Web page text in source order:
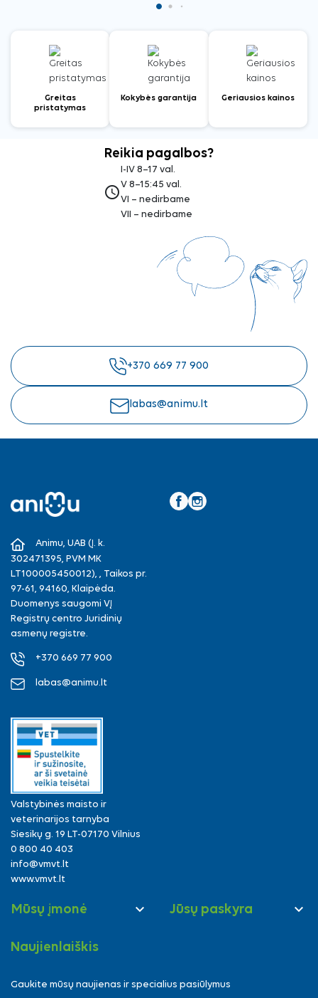
Greitas
pristatymas
Kokybės garantija Geriausios kainos
Reikia pagalbos?
access_time
I-IV 8–17 val.
V 8–15:45 val.
VI – nedirbame
VII – nedirbame
+370 669 77 900
labas@animu.lt
Animu, UAB (Į. k.
302471395, PVM MK
LT100005450012), , Taikos pr.
97-61, 94160, Klaipėda.
Duomenys saugomi VĮ
Registrų centro Juridinių
asmenų registre.
+370 669 77 900
labas@animu.lt
Valstybinės maisto ir
veterinarijos tarnyba
Siesikų g. 19 LT-07170 Vilnius
0 800 40 403
info@vmvt.lt
www.vmvt.lt
Mūsų įmonė  Jūsų paskyra 
Naujienlaiškis
Gaukite mūsų naujienas ir specialius pasiūlymus